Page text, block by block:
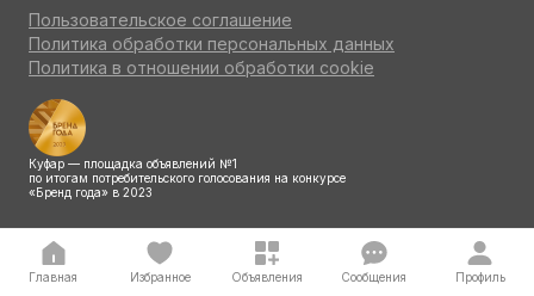
Пользовательское соглашение
Политика обработки персональных данных
Политика в отношении обработки cookie
Куфар — площадка объявлений №1
по итогам потребительского голосования на конкурсе
«Бренд года» в 2023
Главная Избранное Объявления Сообщения Профиль